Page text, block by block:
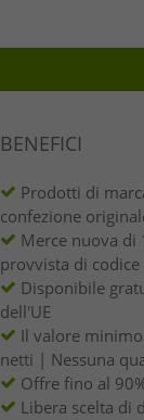
BENEFICI
Prodotti di
confezione
Merce nuova di
provvista di codice
Disponibile
dell'UE
Il valore
netti | Nessuna
Offre fino al
Libera scelta di